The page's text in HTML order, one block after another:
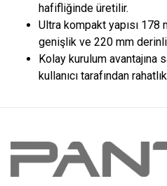
hafifliğinde üretilir.
Ultra kompakt yapısı
genişlik ve 220 mm
Kolay kurulum avantajına
kullanıcı tarafından